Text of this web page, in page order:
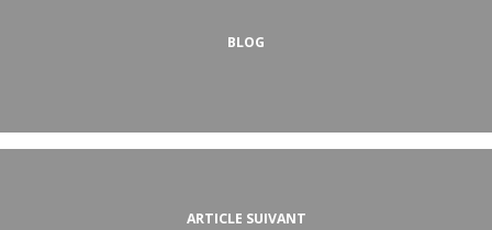
BLOG
ARTICLE SUIVANT